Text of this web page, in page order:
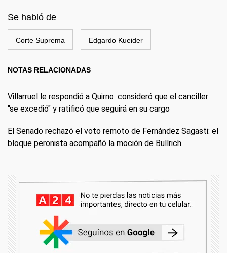
Se habló de
Corte Suprema Edgardo Kueider
NOTAS RELACIONADAS
Villarruel le respondió a Quirno: consideró que el canciller
"se excedió" y ratificó que seguirá en su cargo
El Senado rechazó el voto remoto de Fernández Sagasti: el
bloque peronista acompañó la moción de Bullrich